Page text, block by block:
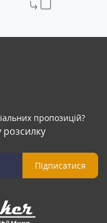
пропозицій?
Підписатися